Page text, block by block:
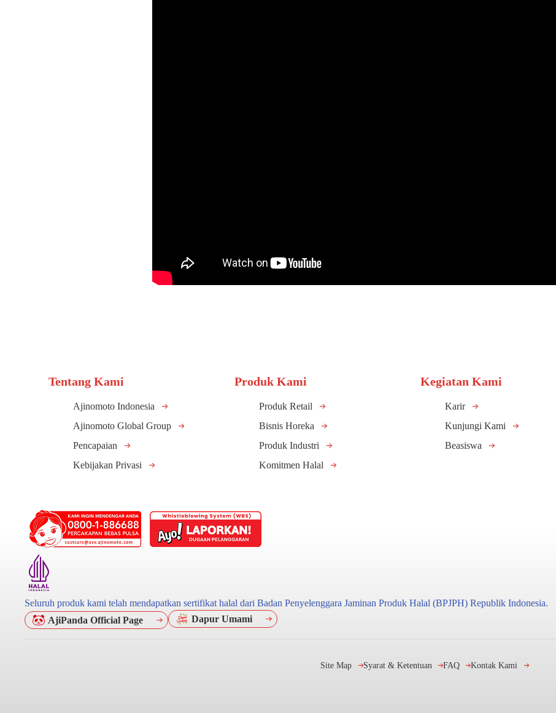
Tentang Kami
Ajinomoto Indonesia
Ajinomoto Global Group
Pencapaian
Kebijakan Privasi
Produk Kami
Produk Retail
Bisnis Horeka
Produk Industri
Komitmen Halal
Kegiatan Kami
Karir
Kunjungi Kami
Beasiswa
Seluruh produk kami telah mendapatkan sertifikat halal dari Badan Penyelenggara Jaminan Produk Halal (BPJPH) Republik Indonesia.
AjiPanda Official Page
Dapur Umami
Site Map Syarat & Ketentuan FAQ Kontak Kami